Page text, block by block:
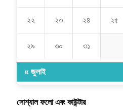
২২ ২৩ ২৪ ২৫
২৯ ৩০ ৩১
« জুলাই
সোশ্যাল ফলো এবং কাউন্টার